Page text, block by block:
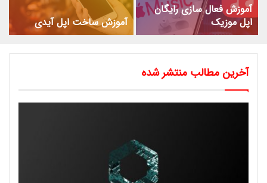
آموزش فعال سازی رایگان
اپل موزیک
آموزش ساخت اپل آیدی
آخرین مطالب منتشر شده